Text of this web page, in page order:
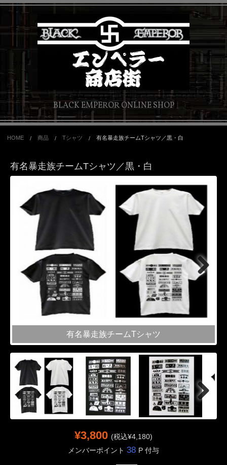
BLACK EMPEROR ONLINE SHOP
HOME 商品 Tシャツ 有名暴走族チームTシャツ／黒・白
有名暴走族チームTシャツ／黒・白
有名暴走族チームTシャツ
¥3,800 (税込¥4,180)
メンバーポイント 38 P 付与